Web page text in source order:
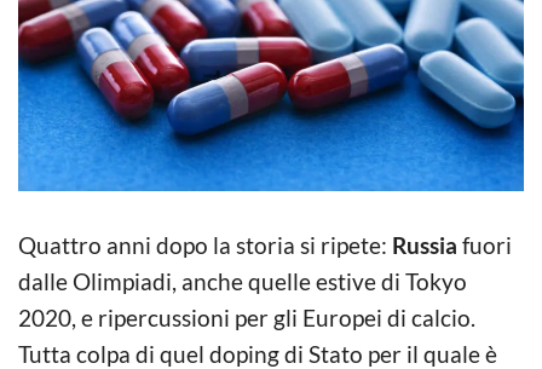
Quattro anni dopo la storia si ripete: Russia fuori
dalle Olimpiadi, anche quelle estive di Tokyo
2020, e ripercussioni per gli Europei di calcio.
Tutta colpa di quel doping di Stato per il quale è